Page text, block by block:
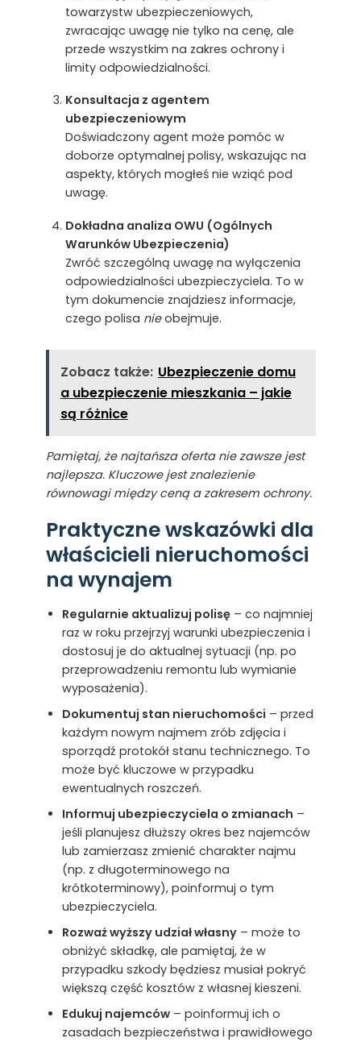
towarzystw ubezpieczeniowych,
zwracając uwagę nie tylko na cenę, ale
przede wszystkim na zakres ochrony i
limity odpowiedzialności.
Konsultacja z agentem
ubezpieczeniowym
Doświadczony agent może pomóc w
doborze optymalnej polisy, wskazując na
aspekty, których mogłeś nie wziąć pod
uwagę.
Dokładna analiza OWU (Ogólnych
Warunków Ubezpieczenia)
Zwróć szczególną uwagę na wyłączenia
odpowiedzialności ubezpieczyciela. To w
tym dokumencie znajdziesz informacje,
czego polisa nieobejmuje.
Zobacz także: Ubezpieczenie domu
a ubezpieczenie mieszkania – jakie
są różnice
Pamiętaj, że najtańsza oferta nie zawsze jest
najlepsza. Kluczowe jest znalezienie
równowagi między ceną a zakresem ochrony.
Praktyczne wskazówki dla
właścicieli nieruchomości
na wynajem
Regularnie aktualizuj polisę– co najmniej
raz w roku przejrzyj warunki ubezpieczenia i
dostosuj je do aktualnej sytuacji (np. po
przeprowadzeniu remontu lub wymianie
wyposażenia).
Dokumentuj stan nieruchomości – przed
każdym nowym najmem zrób zdjęcia i
sporządź protokół stanu technicznego. To
może być kluczowe w przypadku
ewentualnych roszczeń.
Informuj ubezpieczyciela o zmianach –
jeśli planujesz dłuższy okres bez najemców
lub zamierzasz zmienić charakter najmu
(np. z długoterminowego na
krótkoterminowy), poinformuj o tym
ubezpieczyciela.
Rozważ wyższy udział własny– może to
obniżyć składkę, ale pamiętaj, że w
przypadku szkody będziesz musiał pokryć
większą część kosztów z własnej kieszeni.
Edukuj najemców– poinformuj ich o
zasadach bezpieczeństwa i prawidłowego